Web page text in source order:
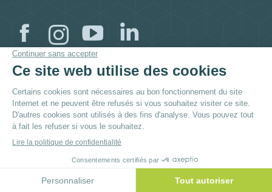
Facebook
Instagram
YouTube
Visitez aussi :
© ByPoush